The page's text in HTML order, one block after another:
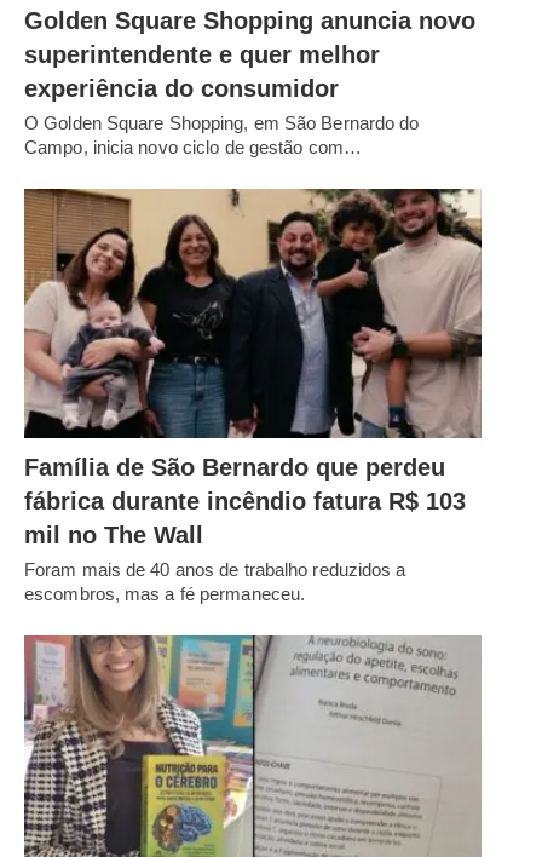
Golden Square Shopping anuncia novo
superintendente e quer melhor
experiência do consumidor
O Golden Square Shopping, em São Bernardo do
Campo, inicia novo ciclo de gestão com…
Família de São Bernardo que perdeu
fábrica durante incêndio fatura R$ 103
mil no The Wall
Foram mais de 40 anos de trabalho reduzidos a
escombros, mas a fé permaneceu.